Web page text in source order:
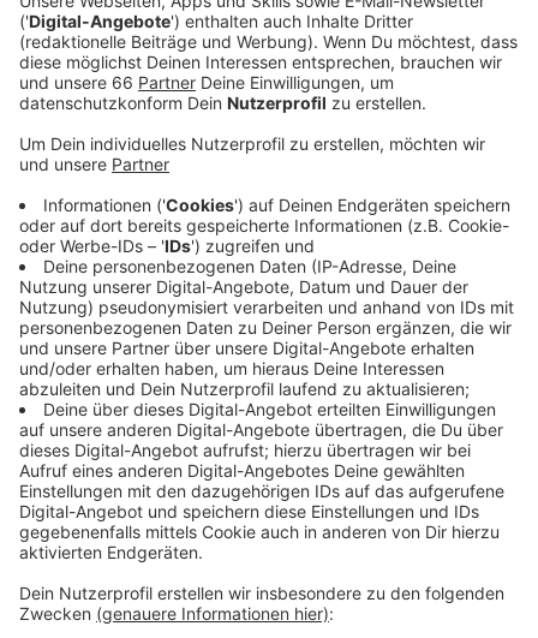
Die Jungs haben ein neues Album. Dafür konnten sie
diesmal nicht nach Kuba wie bei dem davor. Das neue
ist nämlich in diesen "turbulenten" Zeiten entstanden –
daher auch der Name des Albums: "Turbulento". "No
Definitiv was für die heimische Tanzfläche, die kleine
private Sommerparty im eigenen Garten. Obwohl, es
geht in dem Song um den Wunsch nach dem
gemeinsamen Rausgehen, dass man eben nicht mehr
alleine sein will.
Anzeige
Wir benötigen Ihre
Zustimmung, um den YouTube
Video-Service zu laden!